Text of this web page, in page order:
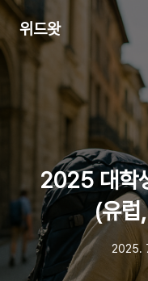
위드왓
2025 대학
(유럽
2025.